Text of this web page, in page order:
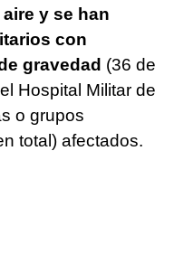
y se han
con
gravedad (36 de
Hospital Militar de
o grupos
total) afectados.